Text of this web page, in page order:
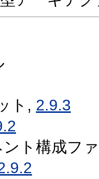
ト, 2.9.3
ント構成フ